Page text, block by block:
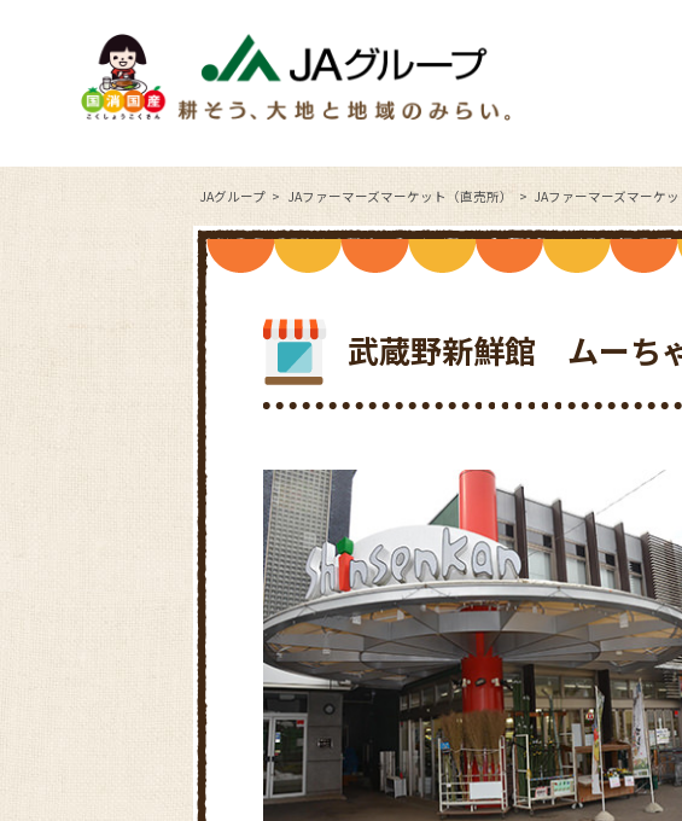
JAグループ JAファーマーズマーケット（直売所） JAファーマーズマーケ
武蔵野新鮮館 ムーち